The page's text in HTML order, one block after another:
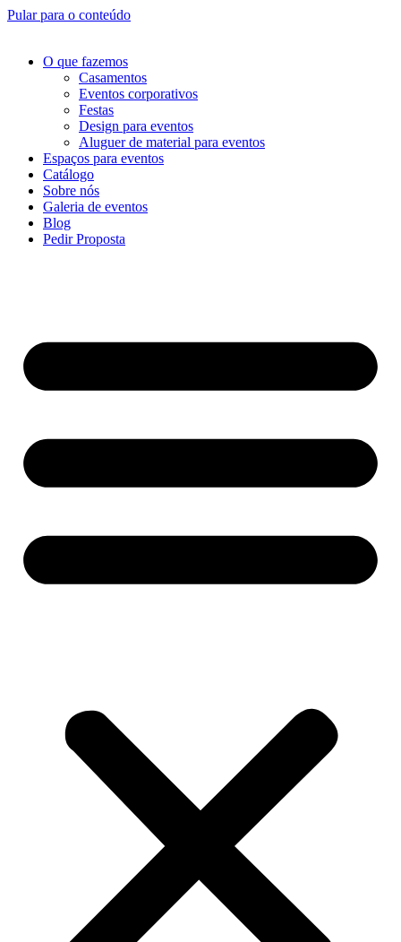
Pular para o conteúdo
O que fazemos
Casamentos
Eventos corporativos
Festas
Design para eventos
Aluguer de material para eventos
Espaços para eventos
Catálogo
Sobre nós
Galeria de eventos
Blog
Pedir Proposta